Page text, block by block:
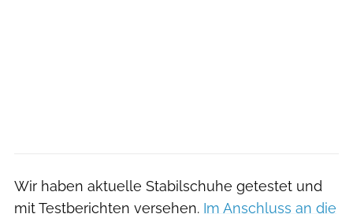
Wir haben aktuelle Stabilschuhe getestet und
mit Testberichten versehen. Im Anschluss an die